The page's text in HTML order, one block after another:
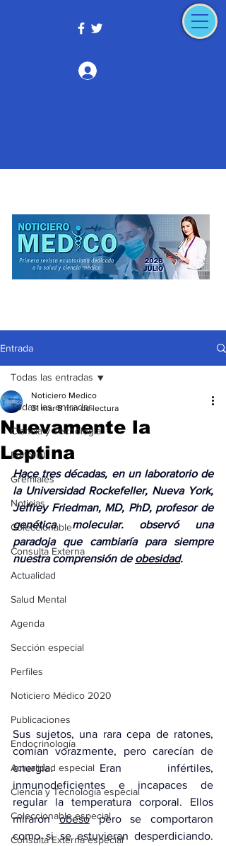
Entrada
Todas las entradas
Ciencia y Tecnología
Editorial
Gremiales
Noticias
Coleccionable
Consulta Externa
Actualidad
Salud Mental
Agenda
Sección especial
Perfiles
Noticiero Médico 2020
Publicaciones
Endocrinología
Actualidad especial
Ciencia y Tecnología especial
Coleccionable especial
Consulta Externa especial
Todas las entradas
Nuevamente la
Leptina
Noticiero Medico
31 mar 8 min de lectura
Hace tres décadas, en un laboratorio de
la Universidad Rockefeller, Nueva York,
Jeffrey Friedman, MD, PhD, profesor de
genética molecular. observó una
paradoja que cambiaría para siempre
nuestra comprensión de obesidad.
Sus sujetos, una rara cepa de ratones,
comían vorazmente, pero carecían de
energía. Eran infértiles,
inmunodeficientes e incapaces de
regular la temperatura corporal. Ellos
miraron obeso pero se comportaron
como si se estuvieran desperdiciando.